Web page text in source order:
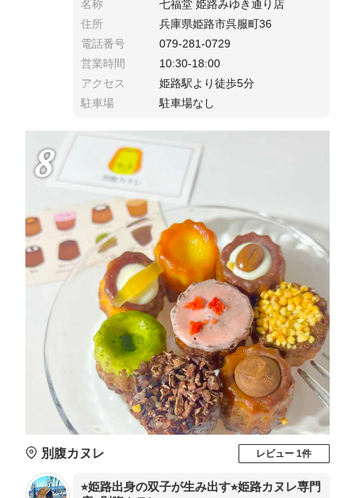
名称
七福堂 姫路みゆき通り店
住所
兵庫県姫路市呉服町36
電話番号
079-281-0729
営業時間
10:30-18:00
アクセス
姫路駅より徒歩5分
駐車場
駐車場なし
8
別腹カヌレ レビュー 1件
⭐︎姫路出身の双子が生み出す⭐︎姫路カヌレ専門